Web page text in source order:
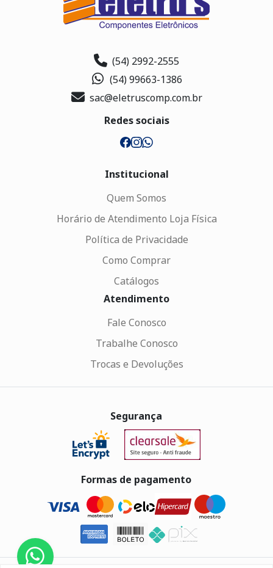
(54) 2992-2555
(54) 99663-1386
sac@eletruscomp.com.br
Redes sociais
Institucional
Quem Somos
Horário de Atendimento Loja Física
Política de Privacidade
Como Comprar
Catálogos
Atendimento
Fale Conosco
Trabalhe Conosco
Trocas e Devoluções
Segurança
Formas de pagamento